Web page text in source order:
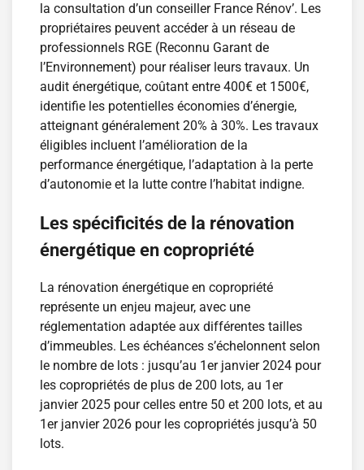
la consultation d’un conseiller France Rénov’. Les
propriétaires peuvent accéder à un réseau de
professionnels RGE (Reconnu Garant de
l’Environnement) pour réaliser leurs travaux. Un
audit énergétique, coûtant entre 400€ et 1500€,
identifie les potentielles économies d’énergie,
atteignant généralement 20% à 30%. Les travaux
éligibles incluent l’amélioration de la
performance énergétique, l’adaptation à la perte
d’autonomie et la lutte contre l’habitat indigne.
Les spécificités de la rénovation
énergétique en copropriété
La rénovation énergétique en copropriété
représente un enjeu majeur, avec une
réglementation adaptée aux différentes tailles
d’immeubles. Les échéances s’échelonnent selon
le nombre de lots : jusqu’au 1er janvier 2024 pour
les copropriétés de plus de 200 lots, au 1er
janvier 2025 pour celles entre 50 et 200 lots, et au
1er janvier 2026 pour les copropriétés jusqu’à 50
lots.